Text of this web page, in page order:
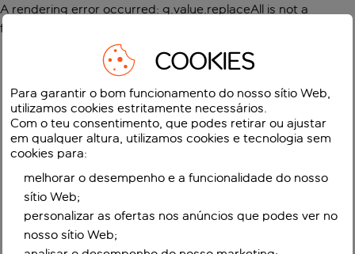
A rendering error occurred: g.value.replaceAll is not a
function
COOKIES
Para garantir o bom funcionamento do nosso sítio Web,
utilizamos cookies estritamente necessários.
Com o teu consentimento, que podes retirar ou ajustar
em qualquer altura, utilizamos cookies e tecnologia sem
cookies para:
melhorar o desempenho e a funcionalidade do nosso
sítio Web;
personalizar as ofertas nos anúncios que podes ver no
nosso sítio Web;